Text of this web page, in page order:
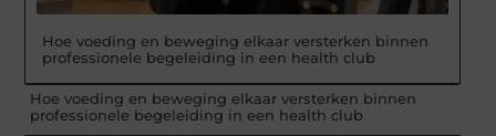
Hoe voeding en beweging elkaar versterken binnen
professionele begeleiding in een health club
Hoe voeding en beweging elkaar versterken binnen
professionele begeleiding in een health club